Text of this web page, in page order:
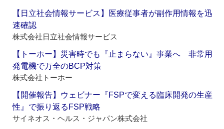
【日立社会情報サービス】医療従事者が副作用情報を迅
速確認
株式会社日立社会情報サービス
【トーホー】災害時でも『止まらない』事業へ 非常用
発電機で万全のBCP対策
株式会社トーホー
【開催報告】ウェビナー『FSPで変える臨床開発の生産
性』で振り返るFSP戦略
サイネオス・ヘルス・ジャパン株式会社